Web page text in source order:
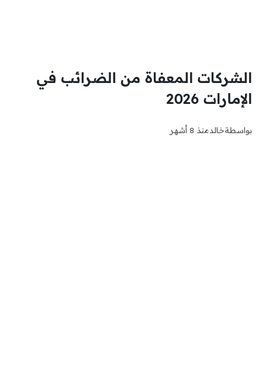
الشركات المعفاة من الضرائب في
الإمارات 2026
بواسطةخالدمنذ 8 أشهر